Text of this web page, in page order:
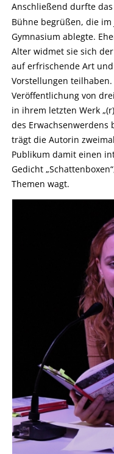
Anschließend durfte
Bühne begrüßen, die
Gymnasium ablegte.
Alter widmet sie sich
auf erfrischende Art
Vorstellungen
Veröffentlichung von
in ihrem letzten Werk
des Erwachsenwerdens
trägt die Autorin
Publikum damit einen
Gedicht
Themen wagt.